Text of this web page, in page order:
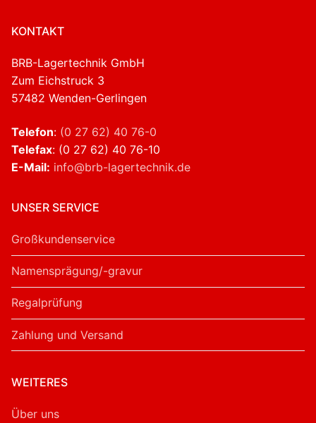
KONTAKT
BRB-Lagertechnik GmbH
Zum Eichstruck 3
57482 Wenden-Gerlingen
Telefon: (0 27 62) 40 76-0
Telefax: (0 27 62) 40 76-10
E-Mail: info@brb-lagertechnik.de
UNSER SERVICE
Großkundenservice
Namensprägung/-gravur
Regalprüfung
Zahlung und Versand
WEITERES
Über uns